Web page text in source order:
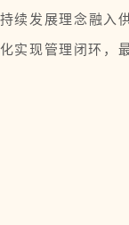
续发展理念融入
实现管理闭环，